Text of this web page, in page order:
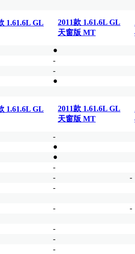
1.61.6L GL
2011款 1.61.6L GL
天窗版 MT
●
-
-
●
1.61.6L GL
2011款 1.61.6L GL
天窗版 MT
-
●
●
-
-
-
-
-
-
-
-
-